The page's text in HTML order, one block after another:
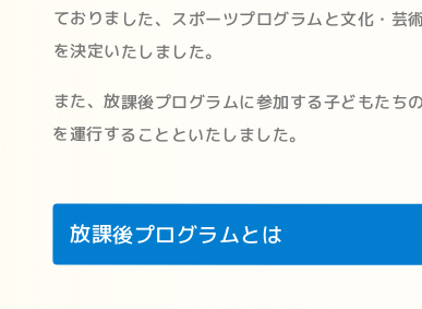
ておりました、スポーツプログラムと文化・芸
を決定いたしました。
また、放課後プログラムに参加する子どもたち
を運行することといたしました。
放課後プログラムとは